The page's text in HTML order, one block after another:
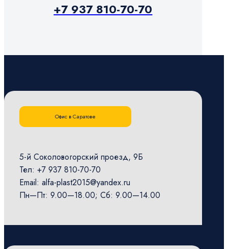
+7 937 810-70-70
Офис в Саратове
5-й Соколовогорский проезд, 9Б
Тел: +7 937 810-70-70
Email: alfa-plast2015@yandex.ru
Пн—Пт: 9.00—18.00; Сб: 9.00—14.00